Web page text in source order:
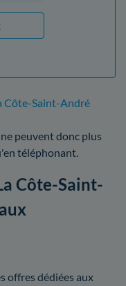
Côte-Saint-André
peuvent donc plus
téléphonant.
Côte-Saint-
offres dédiées aux